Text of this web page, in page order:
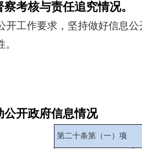
察考核与责任追究情况。
开工作要求，坚持做好信息
公开政府信息情况
第二十条第（一）项